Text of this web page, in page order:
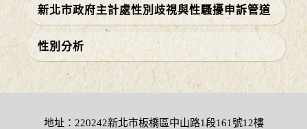
新北市政府主計處性別歧視與性騷擾申訴管道
性別分析
地址：220242新北市板橋區中山路1段161號12樓